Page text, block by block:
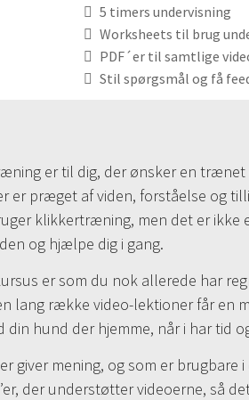
5 timers undervisning
Worksheets til brug
PDF´er til samtlige
Stil spørgsmål og få
er til dig, der ønsker en
er præget af viden, forståelse og
klikkertræning, men det er ikke
og hjælpe dig i gang.
er som du nok allerede har
lang række video-lektioner får en
hund der hjemme, når i har tid
giver mening, og som er
der understøtter videoerne, så